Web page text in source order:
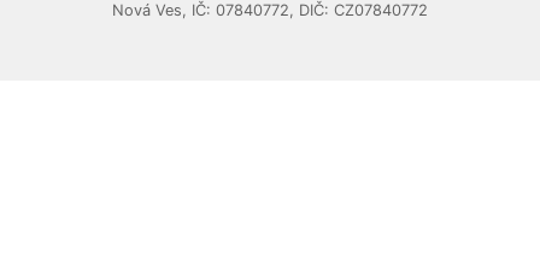
Nová Ves, IČ: 07840772, DIČ: CZ07840772